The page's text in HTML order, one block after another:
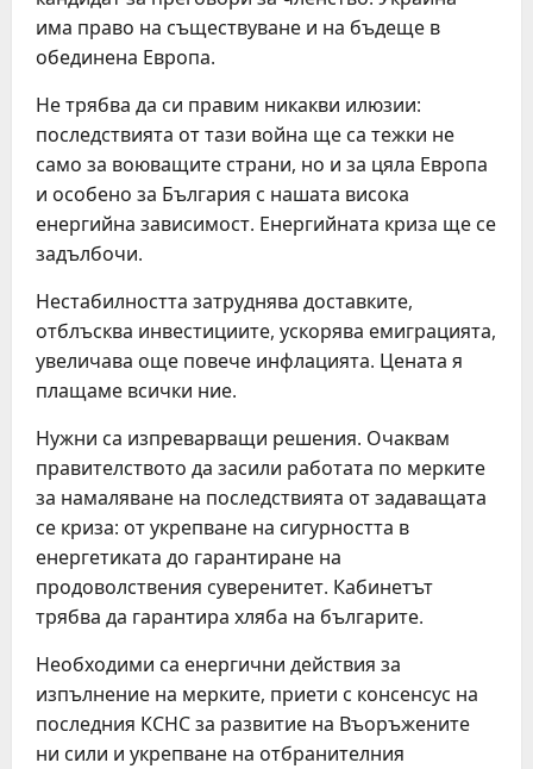
има право на съществуване и на бъдеще в
обединена Европа.
Не трябва да си правим никакви илюзии:
последствията от тази война ще са тежки не
само за воюващите страни, но и за цяла Европа
и особено за България с нашата висока
енергийна зависимост. Енергийната криза ще се
задълбочи.
Нестабилността затруднява доставките,
отблъсква инвестициите, ускорява емиграцията,
увеличава още повече инфлацията. Цената я
плащаме всички ние.
Нужни са изпреварващи решения. Очаквам
правителството да засили работата по мерките
за намаляване на последствията от задаващата
се криза: от укрепване на сигурността в
енергетиката до гарантиране на
продоволствения суверенитет. Кабинетът
трябва да гарантира хляба на българите.
Необходими са енергични действия за
изпълнение на мерките, приети с консенсус на
последния КСНС за развитие на Въоръжените
ни сили и укрепване на отбранителния